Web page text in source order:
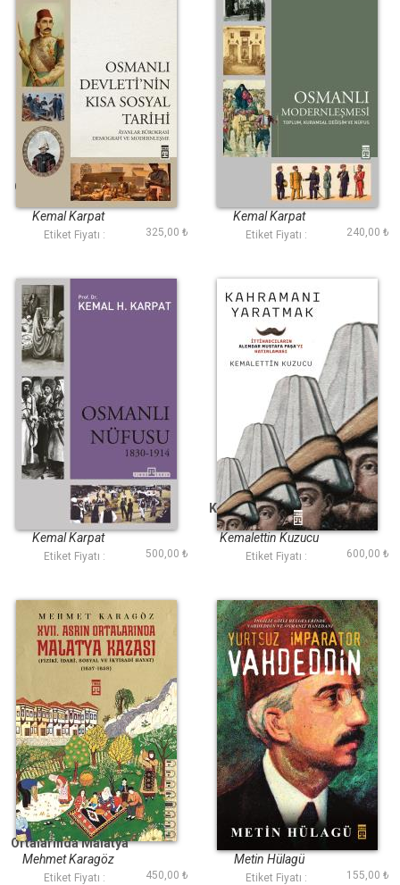
Osmanlı Devletinin
Kısa Sosyal Tarihi
Kemal Karpat
Etiket Fiyatı : 325,00 ₺
Osmanlı
Modernleşmesi
Kemal Karpat
Etiket Fiyatı : 240,00 ₺
Osmanlı Nüfusu
Kemal Karpat
Etiket Fiyatı : 500,00 ₺
Kahramanı Yaratmak
Kemalettin Kuzucu
Etiket Fiyatı : 600,00 ₺
XVII. Asrın
Ortalarında Malatya
Kazası
Mehmet Karagöz
Etiket Fiyatı : 450,00 ₺
Yurtsuz İmparator
Vahdeddin
Metin Hülagü
Etiket Fiyatı : 155,00 ₺